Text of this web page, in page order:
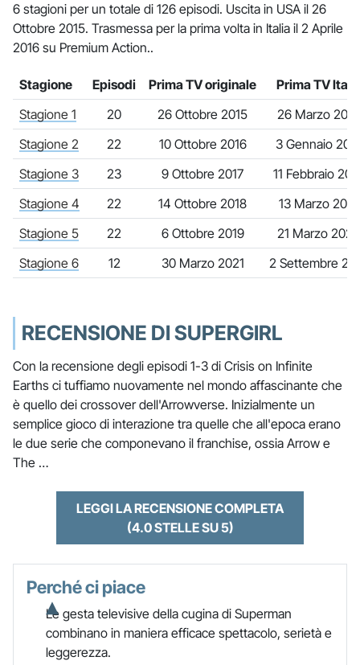
6 stagioni per un totale di 126 episodi. Uscita in USA il 26
Ottobre 2015. Trasmessa per la prima volta in Italia il 2 Aprile
2016 su Premium Action..
Stagione Episodi Prima TV originale
Prima TV
Stagione 1
20 26 Ottobre 2015
26 Marzo 2016
Stagione 2
22 10 Ottobre 2016
3 Gennaio
Stagione 3
23 9 Ottobre 2017
11 Febbraio
Stagione 4
22 14 Ottobre 2018
13 Marzo 2019
Stagione 5
22 6 Ottobre 2019
21 Marzo 2020
Stagione 6
12 30 Marzo 2021 2 Settembre
RECENSIONE DI SUPERGIRL
Con la recensione degli episodi 1-3 di Crisis on Infinite
Earths ci tuffiamo nuovamente nel mondo affascinante che
è quello dei crossover dell'Arrowverse. Inizialmente un
semplice gioco di interazione tra quelle che all'epoca erano
le due serie che componevano il franchise, ossia Arrow e
The …
LEGGI LA RECENSIONE COMPLETA
(4.0 STELLE SU 5)
Perché ci piace
Le gesta televisive della cugina di Superman
combinano in maniera efficace spettacolo, serietà e
leggerezza.